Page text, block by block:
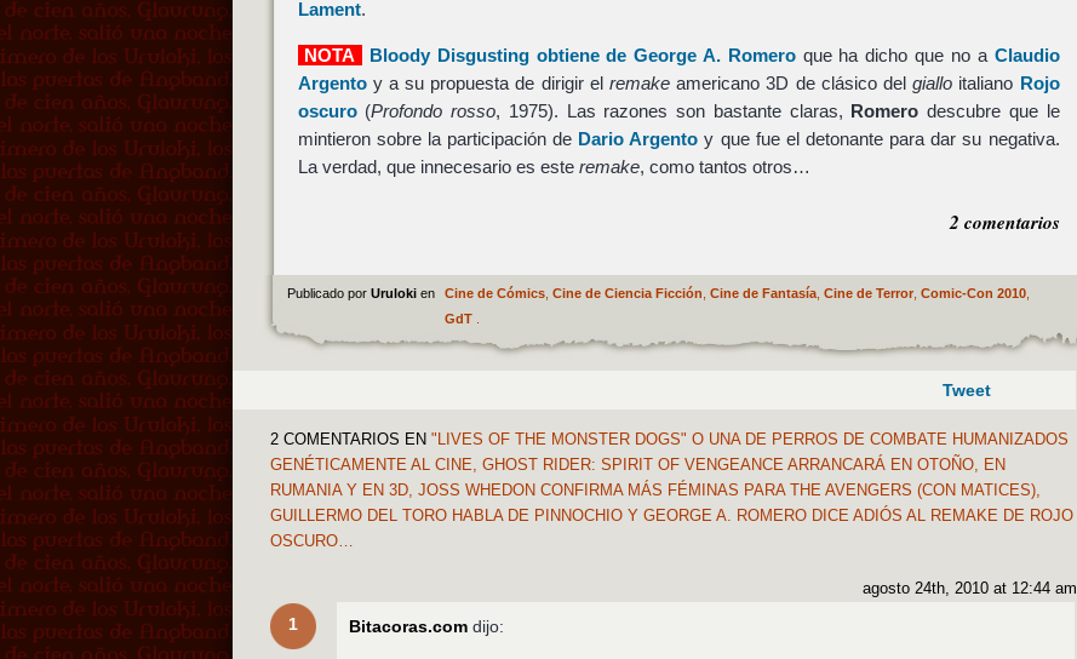
Lament.
NOTA Bloody Disgusting obtiene de George A. Romeroque ha dicho que no a Claudio
Argentoy a su propuesta de dirigir elremake americano 3D de clásico delgiallo italiano Rojo
oscuro(Profondo rosso, 1975). Las razones son bastante claras, Romero descubre que le
mintieron sobre la participación de Dario Argento y que fue el detonante para dar su negativa.
La verdad, que innecesario es este remake, como tantos otros…
2 comentarios
Publicado por Uruloki en Cine de Cómics, Cine de Ciencia Ficción Cine de Fantasía, Cine de Terror, Comic-Con 2010,
GdT.
Tweet
2 COMENTARIOS EN "LIVES OF THE MONSTER DOGS" O UNA DE PERROS DE COMBATE HUMANIZADOS
GENÉTICAMENTE AL CINE, GHOST RIDER: SPIRIT OF VENGEANCE ARRANCARÁ EN OTOÑO, EN
RUMANIA Y EN 3D, JOSS WHEDON CONFIRMA MÁS FÉMINAS PARA THE AVENGERS (CON MATICES),
GUILLERMO DEL TORO HABLA DE PINNOCHIO Y GEORGE A. ROMERO DICE ADIÓS AL REMAKE DE ROJO
OSCURO…
1
agosto 24th, 2010 at 12:44 am
Bitacoras.com dijo: